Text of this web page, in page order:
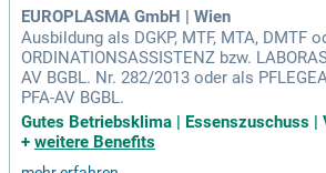
EUROPLASMA GmbH | Wien
Ausbildung als DGKP, MTF, MTA, DMTF
ORDINATIONSASSISTENZ bzw.
AV BGBL. Nr. 282/2013 oder als
PFA-AV BGBL.
Gutes Betriebsklima | Essenszuschuss |
+ weitere Benefits